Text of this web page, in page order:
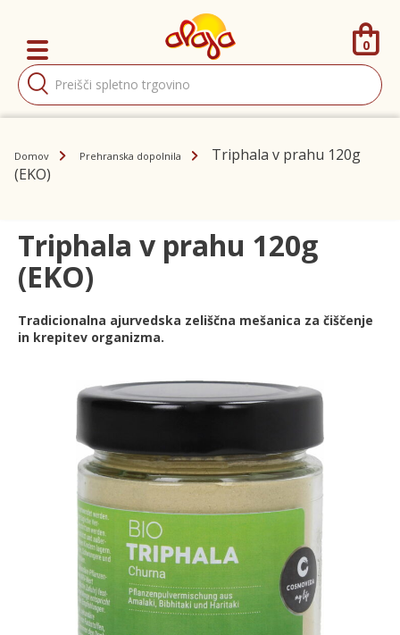
Products
search
0
Domov Prehranska dopolnila
Triphala v prahu 120g
(EKO)
Triphala v prahu 120g
(EKO)
Tradicionalna ajurvedska zeliščna mešanica za čiščenje
in krepitev organizma.